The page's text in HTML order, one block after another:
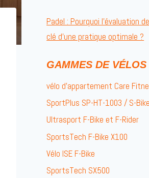
Padel : Pourquoi l’évaluation
clé d’une pratique optimale ?
GAMMES DE VÉLOS
vélo d’appartement Care
SportPlus SP-HT-1003 / S-Bike
Ultrasport F-Bike et F-Rider
SportsTech F-Bike X100
Vélo ISE F-Bike
SportsTech SX500